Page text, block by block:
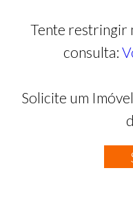
Tente restringir
consulta:
Solicite um